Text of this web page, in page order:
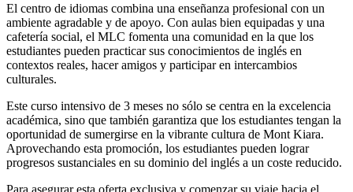
El centro de idiomas combina una enseñanza profesional con un
ambiente agradable y de apoyo. Con aulas bien equipadas y una
cafetería social, el MLC fomenta una comunidad en la que los
estudiantes pueden practicar sus conocimientos de inglés en
contextos reales, hacer amigos y participar en intercambios
culturales.
Este curso intensivo de 3 meses no sólo se centra en la excelencia
académica, sino que también garantiza que los estudiantes tengan la
oportunidad de sumergirse en la vibrante cultura de Mont Kiara.
Aprovechando esta promoción, los estudiantes pueden lograr
progresos sustanciales en su dominio del inglés a un coste reducido.
Para asegurar esta oferta exclusiva y comenzar su viaje hacia el